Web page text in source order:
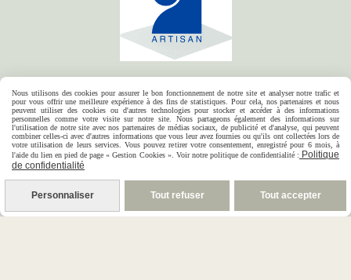
14 rue Marguerite Gonon
Chazelles sur Lyon
Horaires de l'atelier-boutique
lundi et mardi sur rendez-vous
Nous utilisons des cookies pour assurer le bon fonctionnement de notre site et analyser notre trafic et
pour vous offrir une meilleure expérience à des fins de statistiques. Pour cela, nos partenaires et nous
peuvent utiliser des cookies ou d'autres technologies pour stocker et accéder à des informations
personnelles comme votre visite sur notre site. Nous partageons également des informations sur
l'utilisation de notre site avec nos partenaires de médias sociaux, de publicité et d'analyse, qui peuvent
combiner celles-ci avec d'autres informations que vous leur avez fournies ou qu'ils ont collectées lors de
votre utilisation de leurs services. Vous pouvez retirer votre consentement, enregistré pour 6 mois, à
l'aide du lien en pied de page « Gestion Cookies ». Voir notre politique de confidentialité : Politique
de confidentialité
Personnaliser Tout refuser Tout accepter